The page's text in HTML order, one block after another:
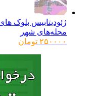
محله‌های شهر
۲۵۰۰۰۰ تومان